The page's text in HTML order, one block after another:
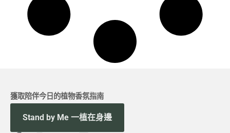
獲取陪伴今日的植物香氛指南
Stand by Me 一植在身邊